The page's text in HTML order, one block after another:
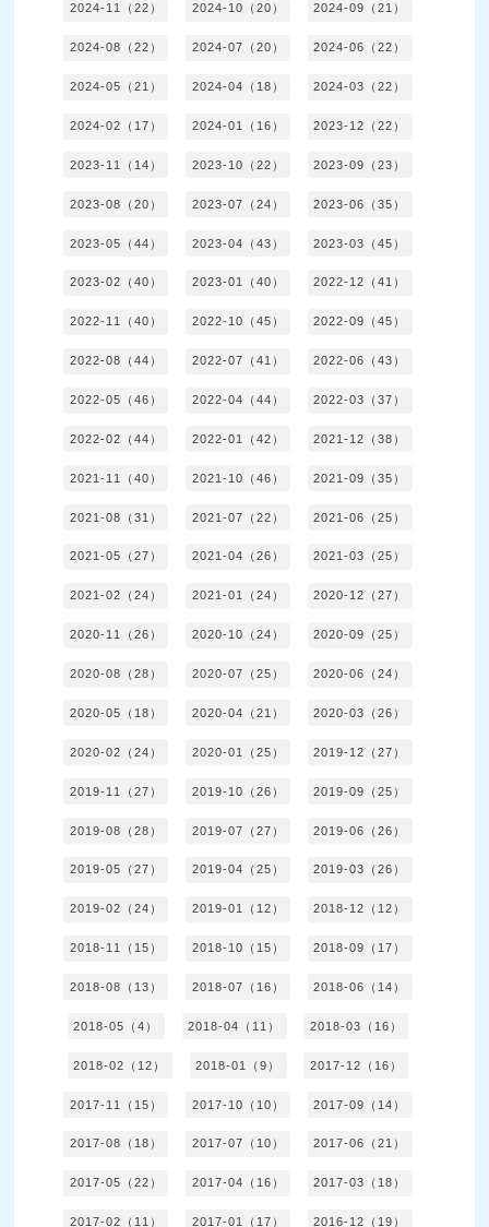
2024-11（22） 2024-10（20） 2024-09（21）
2024-08（22） 2024-07（20） 2024-06（22）
2024-05（21） 2024-04（18） 2024-03（22）
2024-02（17） 2024-01（16） 2023-12（22）
2023-11（14） 2023-10（22） 2023-09（23）
2023-08（20） 2023-07（24） 2023-06（35）
2023-05（44） 2023-04（43） 2023-03（45）
2023-02（40） 2023-01（40） 2022-12（41）
2022-11（40） 2022-10（45） 2022-09（45）
2022-08（44） 2022-07（41） 2022-06（43）
2022-05（46） 2022-04（44） 2022-03（37）
2022-02（44） 2022-01（42） 2021-12（38）
2021-11（40） 2021-10（46） 2021-09（35）
2021-08（31） 2021-07（22） 2021-06（25）
2021-05（27） 2021-04（26） 2021-03（25）
2021-02（24） 2021-01（24） 2020-12（27）
2020-11（26） 2020-10（24） 2020-09（25）
2020-08（28） 2020-07（25） 2020-06（24）
2020-05（18） 2020-04（21） 2020-03（26）
2020-02（24） 2020-01（25） 2019-12（27）
2019-11（27） 2019-10（26） 2019-09（25）
2019-08（28） 2019-07（27） 2019-06（26）
2019-05（27） 2019-04（25） 2019-03（26）
2019-02（24） 2019-01（12） 2018-12（12）
2018-11（15） 2018-10（15） 2018-09（17）
2018-08（13） 2018-07（16） 2018-06（14）
2018-05（4） 2018-04（11） 2018-03（16）
2018-02（12） 2018-01（9） 2017-12（16）
2017-11（15） 2017-10（10） 2017-09（14）
2017-08（18） 2017-07（10） 2017-06（21）
2017-05（22） 2017-04（16） 2017-03（18）
2017-02（11） 2017-01（17） 2016-12（19）